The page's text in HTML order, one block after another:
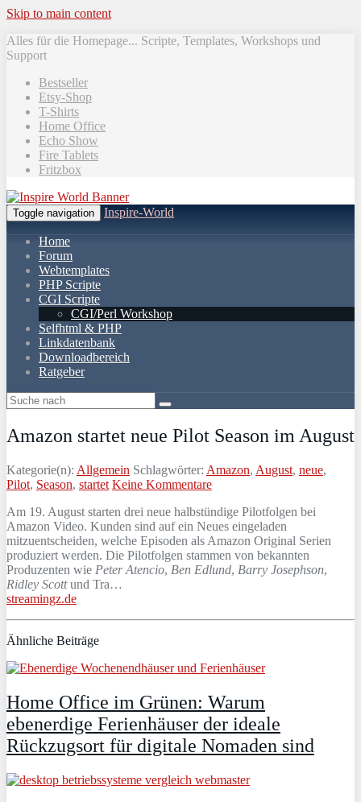
Skip to main content
Alles für die Homepage... Scripte, Templates, Workshops und
Support
Bestseller
Etsy-Shop
T-Shirts
Home Office
Echo Show
Fire Tablets
Fritzbox
Toggle navigation Inspire-World
Home
Forum
Webtemplates
PHP Scripte
CGI Scripte
CGI/Perl Workshop
Selfhtml & PHP
Linkdatenbank
Downloadbereich
Ratgeber
Amazon startet neue Pilot Season im August
Kategorie(n): Allgemein Schlagwörter: Amazon, August, neue,
Pilot, Season, startet Keine Kommentare
Am 19. August starten drei neue halbstündige Pilotfolgen bei
Amazon Video. Kunden sind auf ein Neues eingeladen
mitzuentscheiden, welche Episoden als Amazon Original Serien
produziert werden. Die Pilotfolgen stammen von bekannten
Produzenten wie Peter Atencio, Ben Edlund, Barry Josephson,
Ridley Scottund Tra…
streamingz.de
Ähnliche Beiträge
Home Office im Grünen: Warum
ebenerdige Ferienhäuser der ideale
Rückzugsort für digitale Nomaden sind